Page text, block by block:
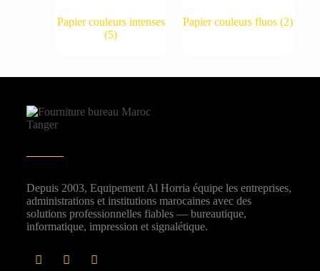
Papier couleurs intenses
(5)
Papier couleurs fluos (2)
Depuis 2003, Equipement Al Horria équipe les entreprises,
administrations et institutions marocaines avec des
solutions professionnelles fiables — bureautique,
informatique, impression et signalétique.